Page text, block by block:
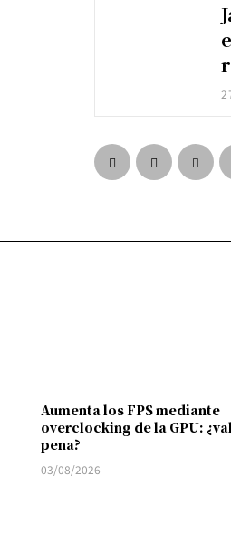
Aumenta los FPS mediante
overclocking de la GPU:
pena?
03/08/2026